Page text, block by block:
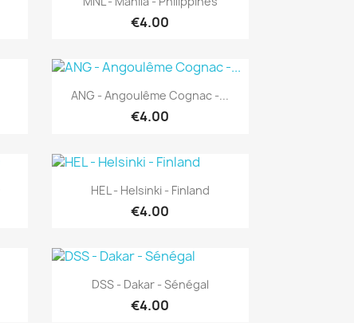
€4.00
Quick view
ANG - Angoulême Cognac -...
€4.00
Quick view
HEL - Helsinki - Finland
€4.00
Quick view
DSS - Dakar - Sénégal
€4.00